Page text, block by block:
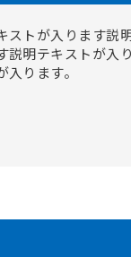
ストが入ります説
説明テキストが入
ります。